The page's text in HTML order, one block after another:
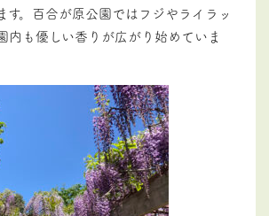
す。百合が原公園ではフジやライラッ
内も優しい香りが広がり始めていま